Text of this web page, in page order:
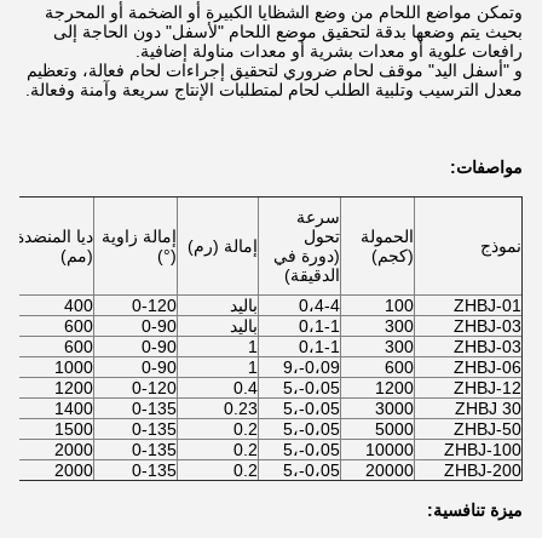
وتمكن مواضع اللحام من وضع الشظايا الكبيرة أو الضخمة أو المحرجة
بحيث يتم وضعها بدقة لتحقيق موضع اللحام "لأسفل" دون الحاجة إلى
رافعات علوية أو معدات بشرية أو معدات مناولة إضافية.
و "أسفل اليد" موقف لحام ضروري لتحقيق إجراءات لحام فعالة، وتعظيم
معدل الترسيب وتلبية الطلب لحام لمتطلبات الإنتاج سريعة وآمنة وفعالة.
مواصفات:
نموذج
الحمولة
(كجم)
سرعة
تحول
(دورة في
الدقيقة)
إمالة (رم)
إمالة زاوية
(°)
ديا المنضدة.
(مم)
ZHBJ-01
100 0،4-4 باليد 0-120
400
ZHBJ-03
300 0،1-1 باليد 0-90
600
ZHBJ-03
300 0،1-1 1
0-90
600
ZHBJ-06
600 0،09-،9 1
0-90
1000
ZHBJ-12
1200 0،05-،5 0.4
0-120
1200
ZHBJ 30
3000 0،05-،5 0.23
0-135
1400
ZHBJ-50
5000 0،05-،5 0.2
0-135
1500
ZHBJ-100
10000 0،05-،5 0.2
0-135
2000
ZHBJ-200
20000 0،05-،5 0.2
0-135
2000
ميزة تنافسية: